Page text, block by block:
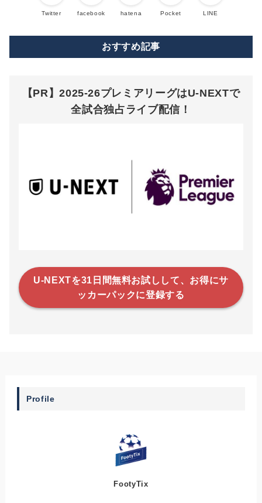
Twitter facebook hatena Pocket LINE
おすすめ記事
【PR】2025-26プレミアリーグはU-NEXTで
全試合独占ライブ配信！
U-NEXTを31日間無料お試しして、お得にサ
ッカーパックに登録する
Profile
FootyTix